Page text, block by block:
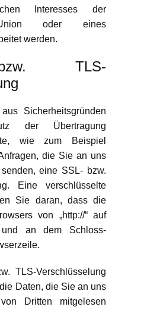
Interesses der
Union oder eines
werden.
TLS-
Sicherheitsgründen
der Übertragung
wie zum Beispiel
die Sie an uns
eine SSL- bzw.
Eine verschlüsselte
Sie daran, dass die
von „http://“ auf
und an dem Schloss-
TLS-Verschlüsselung
Daten, die Sie an uns
Dritten mitgelesen